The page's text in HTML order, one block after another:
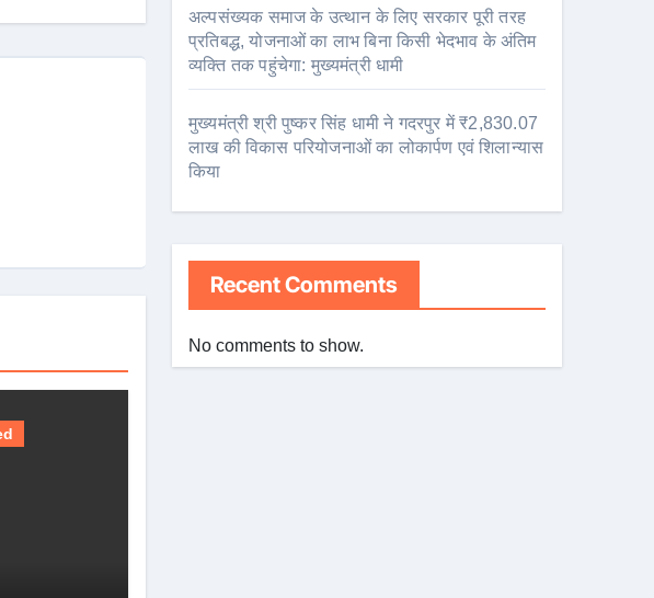
अल्पसंख्यक समाज के उत्थान के लिए सरकार पूरी तरह
प्रतिबद्ध, योजनाओं का लाभ बिना किसी भेदभाव के अंतिम
व्यक्ति तक पहुंचेगा: मुख्यमंत्री धामी
मुख्यमंत्री श्री पुष्कर सिंह धामी ने गदरपुर में ₹2,830.07
लाख की विकास परियोजनाओं का लोकार्पण एवं शिलान्यास
किया
Recent Comments
No comments to show.